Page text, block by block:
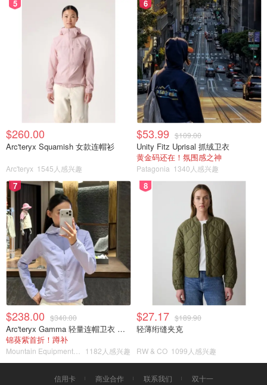
5
$260.00
Arc'teryx Squamish 女款连帽衫
Arc'teryx 1545人感兴趣
6
$53.99 $109.00
Unity Fitz Uprisal 抓绒卫衣
黄金码还在！氛围感之神
Patagonia 1340人感兴趣
7
$238.00 $340.00
Arc'teryx Gamma 轻量连帽卫衣 女款
锦葵紫首折！蹲补
1182人感兴趣
8
$27.17 $189.90
轻薄绗缝夹克
RW & CO 1099人感兴趣
信用卡 商业合作 联系我们 双十一